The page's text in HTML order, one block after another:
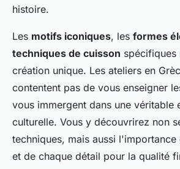
histoire.
Les motifs iconiques, les formes
techniques de cuisson spécifiques
création unique. Les ateliers en
contentent pas de vous enseigner
vous immergent dans une véritable
culturelle. Vous y découvrirez non
techniques, mais aussi l'importance
et de chaque détail pour la qualité